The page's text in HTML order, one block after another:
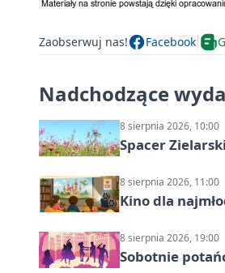
Zaobserwuj nas! Facebook
Nadchodzące
8 sierpnia 2026, 10:00
Spacer
8 sierpnia 2026, 11:00
Kino dla
8 sierpnia 2026, 19:00
Sobotnie